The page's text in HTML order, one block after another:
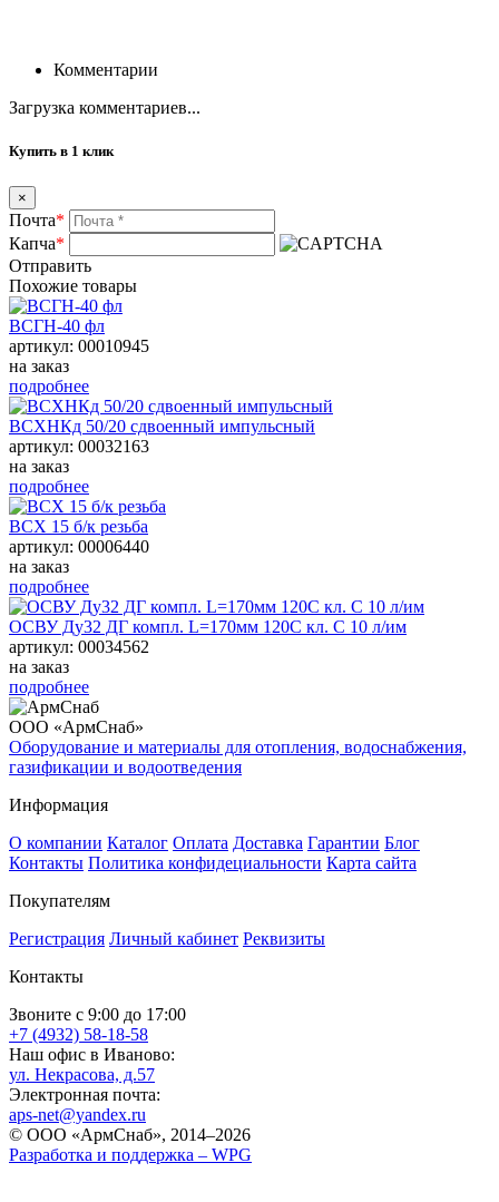
Комментарии
Загрузка комментариев...
Купить в 1 клик
×
Почта*
Капча*
Отправить
Похожие товары
ВСГН-40 фл
артикул: 00010945
на заказ
подробнее
ВСХНКд 50/20 сдвоенный импульсный
артикул: 00032163
на заказ
подробнее
ВСХ 15 б/к резьба
артикул: 00006440
на заказ
подробнее
ОСВУ Ду32 ДГ компл. L=170мм 120С кл. С 10 л/им
артикул: 00034562
на заказ
подробнее
ООО «АрмСнаб»
Оборудование и материалы для отопления, водоснабжения,
газификации и водоотведения
Информация
О компании Каталог Оплата Доставка Гарантии Блог
Контакты Политика конфидециальности Карта сайта
Покупателям
Регистрация Личный кабинет Реквизиты
Контакты
Звоните с 9:00 до 17:00
+7 (4932) 58-18-58
Наш офис в Иваново:
ул. Некрасова, д.57
Электронная почта:
aps-net@yandex.ru
© ООО «АрмСнаб», 2014–2026
Разработка и поддержка – WPG